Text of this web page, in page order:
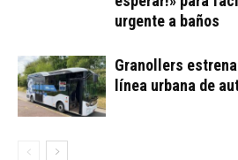
urgente a baños
Granollers
línea urbana de